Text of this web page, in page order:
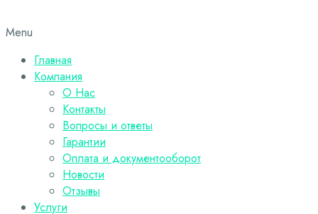
Menu
Главная
Компания
О Нас
Контакты
Вопросы и ответы
Гарантии
Оплата и документооборот
Новости
Отзывы
Услуги